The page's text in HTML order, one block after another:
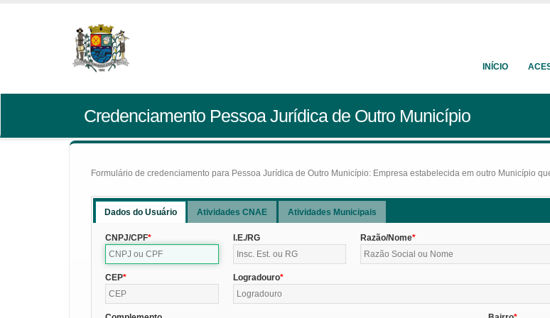
INÍCIO
Credenciamento Pessoa Jurídica de Outro Município
Formulário de credenciamento para Pessoa Jurídica de Outro Município: Empresa estabelecida em outro Município
Dados do Usuário Atividades CNAE Atividades Municipais
CNPJ/CPF I.E./RG Razão/Nome
CEP Logradouro